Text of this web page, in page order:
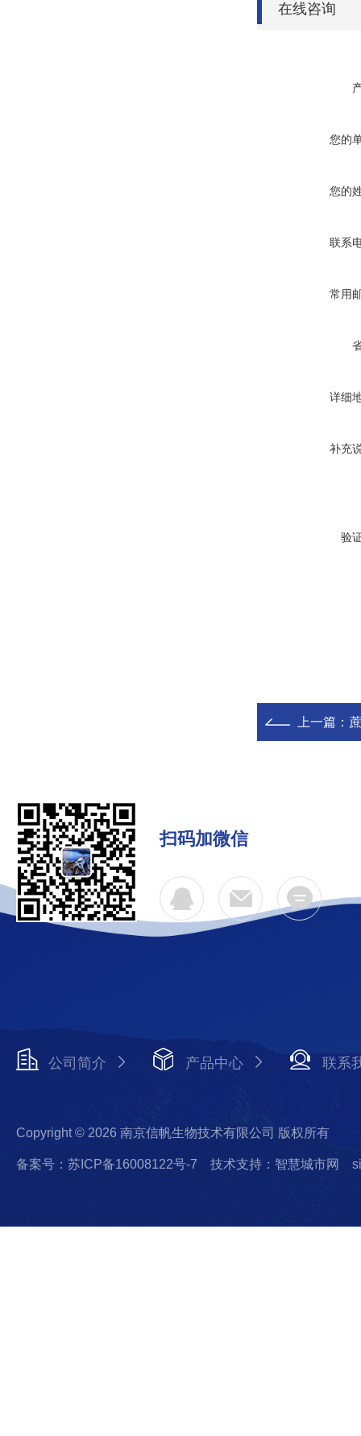
在线咨询
您的
您的
联系
常用
详细
补充
验
上一篇：
扫码加微信
公司简介 产品中心 联系
Copyright © 2026 南京信帆生物技术有限公司 版权所有
备案号：苏ICP备16008122号-7 技术支持：智慧城市网